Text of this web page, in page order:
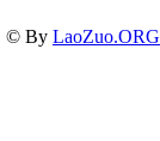
© By LaoZuo.ORG